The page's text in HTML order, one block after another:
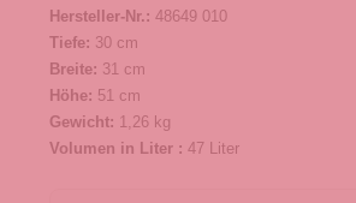
Hersteller-Nr.: 48649 010
Tiefe: 30 cm
Breite: 31 cm
Höhe: 51 cm
Gewicht: 1,26 kg
Volumen in Liter : 47 Liter